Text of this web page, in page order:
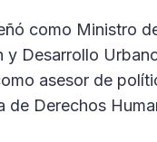
como Ministro
Desarrollo
asesor de
de Derechos